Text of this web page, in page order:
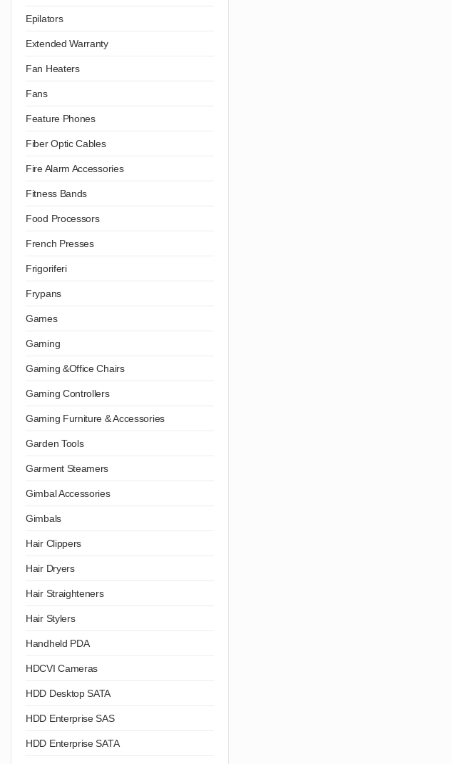
Epilators
Extended Warranty
Fan Heaters
Fans
Feature Phones
Fiber Optic Cables
Fire Alarm Accessories
Fitness Bands
Food Processors
French Presses
Frigoriferi
Frypans
Games
Gaming
Gaming &Office Chairs
Gaming Controllers
Gaming Furniture & Accessories
Garden Tools
Garment Steamers
Gimbal Accessories
Gimbals
Hair Clippers
Hair Dryers
Hair Straighteners
Hair Stylers
Handheld PDA
HDCVI Cameras
HDD Desktop SATA
HDD Enterprise SAS
HDD Enterprise SATA